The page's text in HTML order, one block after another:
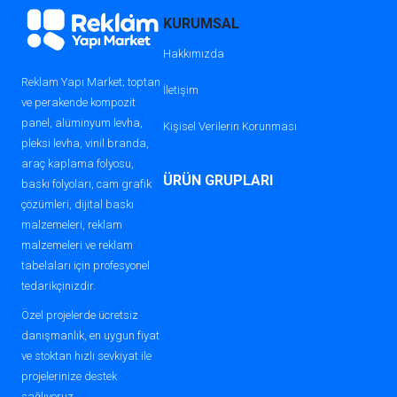
ortalama fiyat aralıkları şu şekildedir:
Tam Kaplama (Full Wrap):
TL – 120.000 TL
Yarım Kaplama (Partial Wrap):
15.000 TL – 50.000 TL
Özel renk ve desenler, fiyatı artırabilir.
En İyi Araç Kaplama Folyoları
3M 1080 ve 2080 Serisi:
kullanım için dayanıklı ve uzun
Avery Dennison:
seçenekleri
Holografik ve Özel Dokulu Folyo:
Reklam Yapı Market; toptan
ve perakende kompozit
panel, alüminyum levha,
pleksi levha, vinil branda,
araç kaplama folyosu,
baskı folyoları, cam grafik
çözümleri, dijital baskı
malzemeleri, reklam
malzemeleri ve reklam
tabelaları için profesyonel
tedarikçinizdir.
Özel projelerde ücretsiz
danışmanlık, en uygun fiyat
ve stoktan hızlı sevkiyat ile
projelerinize destek
KURUMSAL
Hakkımızda
İletişim
Kişisel Verilerin Korunması
ÜRÜN GRUPLARI